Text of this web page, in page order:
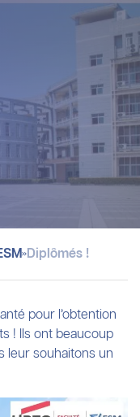
»Diplômés !
pour l’obtention
! Ils ont beaucoup
leur souhaitons un